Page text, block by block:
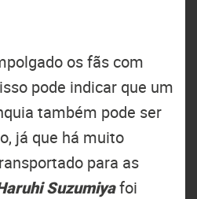
os fãs com
pode indicar que um
também pode ser
já que há muito
para as
Suzumiyafoi